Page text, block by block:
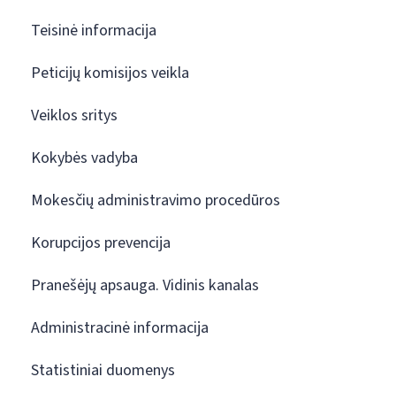
Teisinė informacija
Peticijų komisijos veikla
Veiklos sritys
Kokybės vadyba
Mokesčių administravimo procedūros
Korupcijos prevencija
Pranešėjų apsauga. Vidinis kanalas
Administracinė informacija
Statistiniai duomenys